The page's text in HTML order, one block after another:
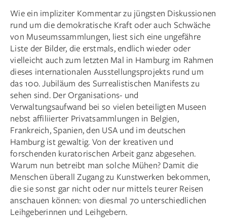
Wie ein impliziter Kommentar zu jüngsten Diskussionen
rund um die demokratische Kraft oder auch Schwäche
von Museumssammlungen, liest sich eine ungefähre
Liste der Bilder, die erstmals, endlich wieder oder
vielleicht auch zum letzten Mal in Hamburg im Rahmen
dieses internationalen Ausstellungsprojekts rund um
das 100. Jubiläum des Surrealistischen Manifests zu
sehen sind. Der Organisations- und
Verwaltungsaufwand bei so vielen beteiligten Museen
nebst affiliierter Privatsammlungen in Belgien,
Frankreich, Spanien, den USA und im deutschen
Hamburg ist gewaltig. Von der kreativen und
forschenden kuratorischen Arbeit ganz abgesehen.
Warum nun betreibt man solche Mühen? Damit die
Menschen überall Zugang zu Kunstwerken bekommen,
die sie sonst gar nicht oder nur mittels teurer Reisen
anschauen können: von diesmal 70 unterschiedlichen
Leihgeberinnen und Leihgebern.